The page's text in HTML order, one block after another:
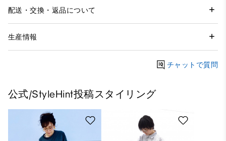
配送・交換・返品について
生産情報
チャットで質問
公式/StyleHint投稿スタイリング